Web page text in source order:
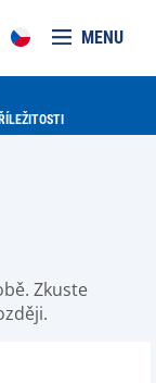
MENU
Zkuste